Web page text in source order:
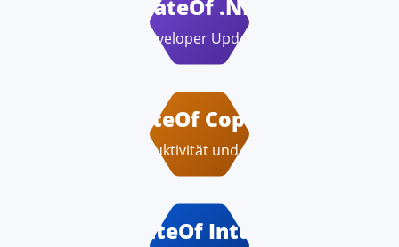
StateOf .NET
Developer Update
StateOf Copilot
Produktivität und M365
StateOf Intune